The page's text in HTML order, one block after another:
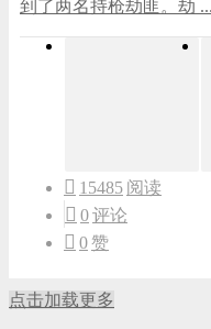
到了两名持枪劫匪。劫 ...
15485 阅读
0评论
0赞
点击加载更多